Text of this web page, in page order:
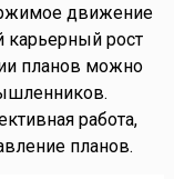
движение
рост
планов можно
работа,
планов.